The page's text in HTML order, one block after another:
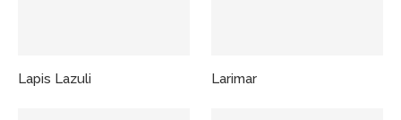
Lapis Lazuli Larimar